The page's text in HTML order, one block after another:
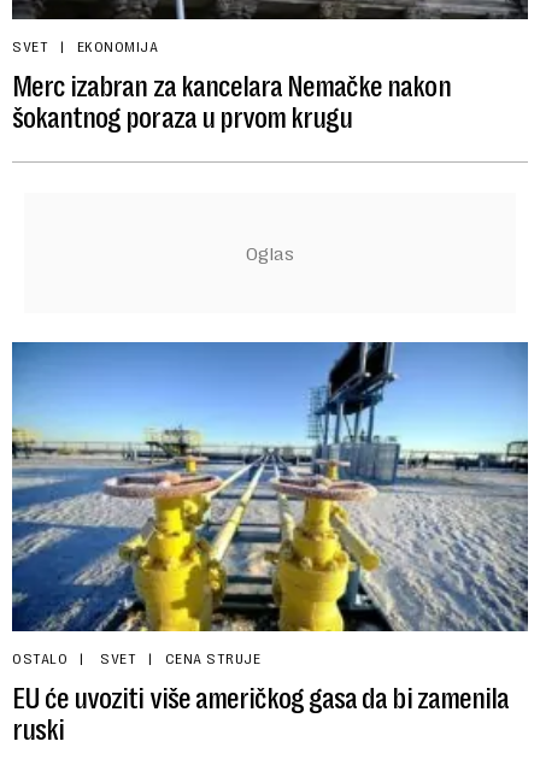
SVET EKONOMIJA
Merc izabran za kancelara Nemačke nakon
šokantnog poraza u prvom krugu
OSTALO SVET CENA STRUJE
EU će uvoziti više američkog gasa da bi zamenila
ruski